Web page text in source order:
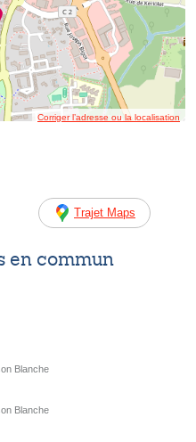
Corriger l’adresse ou la localisation
Trajet Maps
en commun
Blanche
Blanche